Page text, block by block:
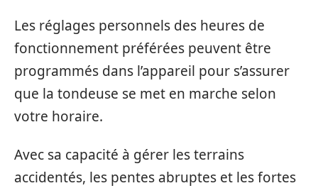
Les réglages personnels des heures de
fonctionnement préférées peuvent être
programmés dans l’appareil pour s’assurer
que la tondeuse se met en marche selon
votre horaire.
Avec sa capacité à gérer les terrains
accidentés, les pentes abruptes et les fortes